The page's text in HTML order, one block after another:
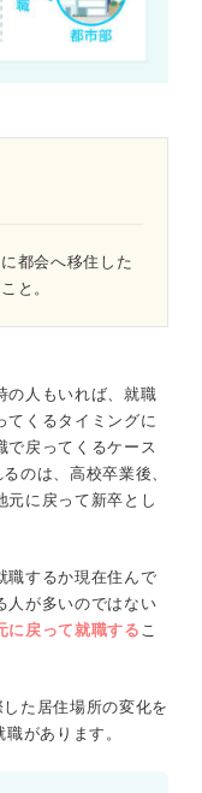
都会へ移住した
と。
の人もいれば、就職
てくるタイミングに
で戻ってくるケース
のは、高校卒業後、
元に戻って新卒とし
職するか現在住んで
人が多いのではない
に戻って就職するこ
た居住場所の変化を
があります。